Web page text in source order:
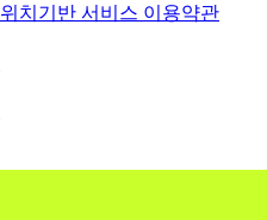
위치기반 서비스 이용약관